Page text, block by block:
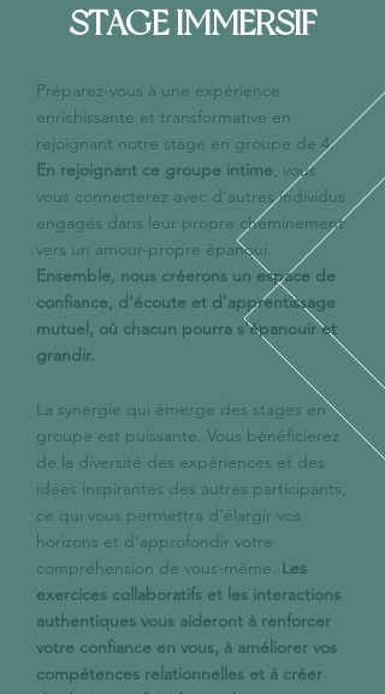
STAGE IMMERSIF
Préparez-vous à une expérience
enrichissante et transformative en
rejoignant notre stage en groupe de 4.
En rejoignant ce groupe intime , vous
vous connecterez avec d'autres individus
engagés dans leur propre cheminement
vers un amour-propre épanoui.
Ensemble, nous créerons un espace de
confiance, d'écoute et d'apprentissage
mutuel, où chacun pourra s'épanouir et
grandir.
La synergie qui émerge des stages en
groupe est puissante. Vous bénéficierez
de la diversité des expériences et des
idées inspirantes des autres participants,
ce qui vous permettra d'élargir vos
horizons et d'approfondir votre
compréhension de vous-même. Les
exercices collaboratifs et les interactions
authentiques vous aideront à renforcer
votre confiance en vous, à améliorer vos
compétences relationnelles et à créer